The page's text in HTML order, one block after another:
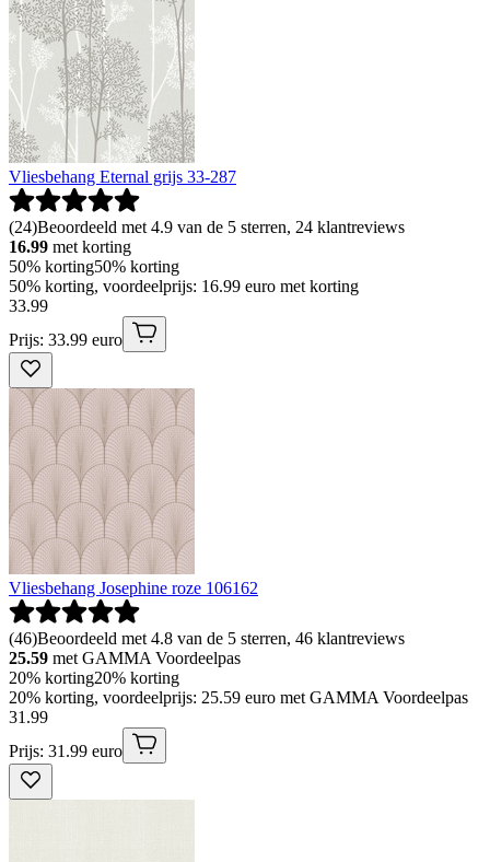
Vliesbehang Eternal grijs 33-287
(24)Beoordeeld met 4.9 van de 5 sterren, 24 klantreviews
16.99 met korting
50% korting50% korting
50% korting, voordeelprijs: 16.99 euro met korting
33.99
Prijs: 33.99 euro
Vliesbehang Josephine roze 106162
(46)Beoordeeld met 4.8 van de 5 sterren, 46 klantreviews
25.59 met GAMMA Voordeelpas
20% korting20% korting
20% korting, voordeelprijs: 25.59 euro met GAMMA Voordeelpas
31 .99
Prijs: 31.99 euro